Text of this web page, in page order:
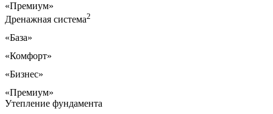
«Премиум»
Дренажная система2
«База»
«Комфорт»
«Бизнес»
«Премиум»
Утепление фундамента